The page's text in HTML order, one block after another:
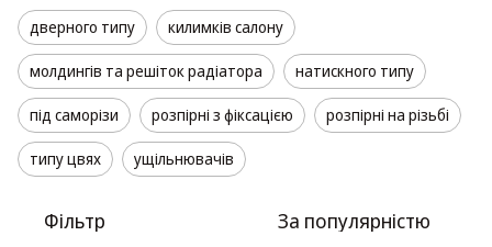
дверного типу килимків салону
молдингів та решіток радіатора натискного типу
під саморізи розпірні з фіксацією розпірні на різьбі
типу цвях ущільнювачів
Фільтр За популярністю